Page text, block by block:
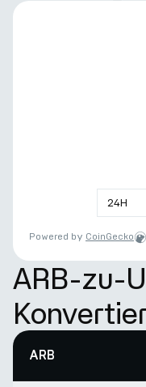
24H
Powered by CoinGecko
ARB-zu-
ARB